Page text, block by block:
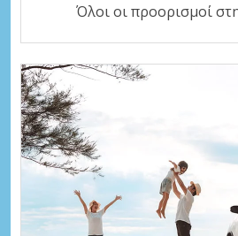
Όλοι οι προορισμοί